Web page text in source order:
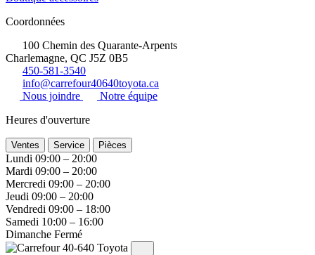
Coordonnées
100 Chemin des Quarante-Arpents
Charlemagne, QC J5Z 0B5
450-581-3540
info@carrefour40640toyota.ca
Nous joindre
Notre équipe
Heures d'ouverture
Ventes Service Pièces
Lundi 09:00 – 20:00
Mardi 09:00 – 20:00
Mercredi 09:00 – 20:00
Jeudi 09:00 – 20:00
Vendredi 09:00 – 18:00
Samedi 10:00 – 16:00
Dimanche Fermé